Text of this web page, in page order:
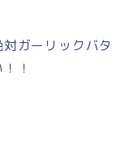
ガーリックバタ
！